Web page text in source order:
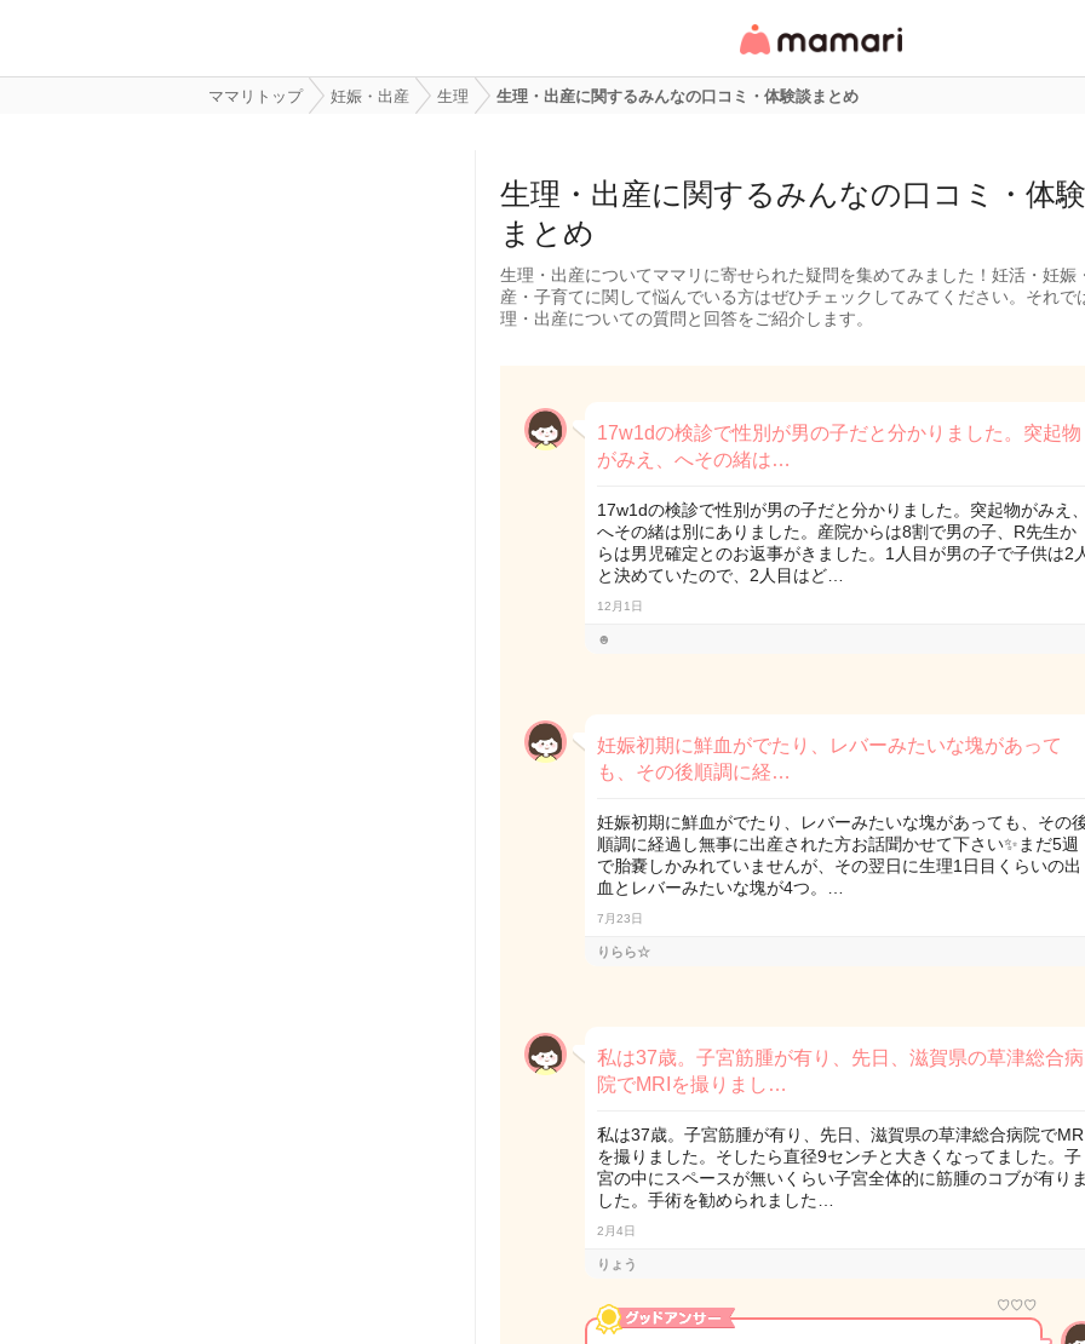
リ・情報サイト
ママリトップ 妊娠・出産 生理 生理・出産に関するみんなの口コミ・体験談まとめ
生理・出産に関するみんなの口コミ・体
まとめ
生理・出産についてママリに寄せられた疑問を集めてみました！妊活・妊娠
産・子育てに関して悩んでいる方はぜひチェックしてみてください。それで
理・出産についての質問と回答をご紹介します。
17w1dの検診で性別が男の子だと分かりました。突起物
がみえ、へその緒は…
17w1dの検診で性別が男の子だと分かりました。突起物がみえ
へその緒は別にありました。産院からは8割で男の子、R先生か
らは男児確定とのお返事がきました。1人目が男の子で子供は2
と決めていたので、2人目はど…
12月1日
☻
妊娠初期に鮮血がでたり、レバーみたいな塊があって
も、その後順調に経…
妊娠初期に鮮血がでたり、レバーみたいな塊があっても、その
順調に経過し無事に出産された方お話聞かせて下さい✨まだ5週
で胎嚢しかみれていませんが、その翌日に生理1日目くらいの出
血とレバーみたいな塊が4つ。…
7月23日
りらら☆
私は37歳。子宮筋腫が有り、先日、滋賀県の草津総合病
院でMRIを撮りまし…
私は37歳。子宮筋腫が有り、先日、滋賀県の草津総合病院で
を撮りました。そしたら直径9センチと大きくなってました。子
宮の中にスペースが無いくらい子宮全体的に筋腫のコブが有り
した。手術を勧められました…
2月4日
りょう
♡♡♡